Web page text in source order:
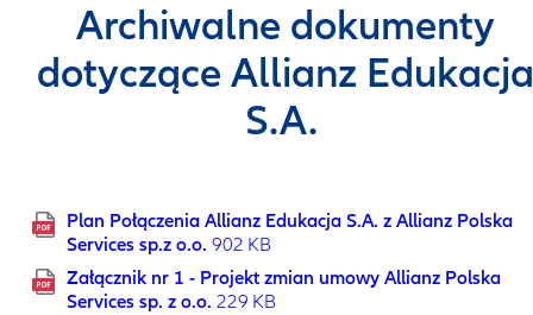
Archiwalne dokumenty
dotyczące Allianz Edukacja
S.A.
Plan Połączenia Allianz Edukacja S.A. z Allianz Polska
Services sp.z o.o. 902 KB
Załącznik nr 1 - Projekt zmian umowy Allianz Polska
Services sp. z o.o. 229 KB